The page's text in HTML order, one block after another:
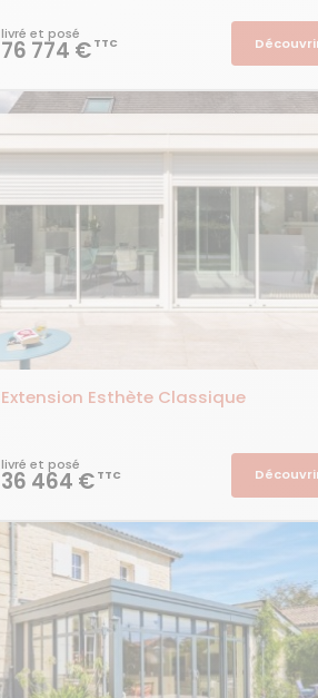
livré et posé
76 774 €TTC
Extension Esthète Classique
livré et posé
36 464 €TTC